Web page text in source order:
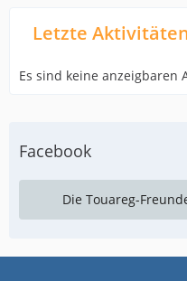
Letzte
Es sind keine anzeigbaren
Facebook
Die Touareg-